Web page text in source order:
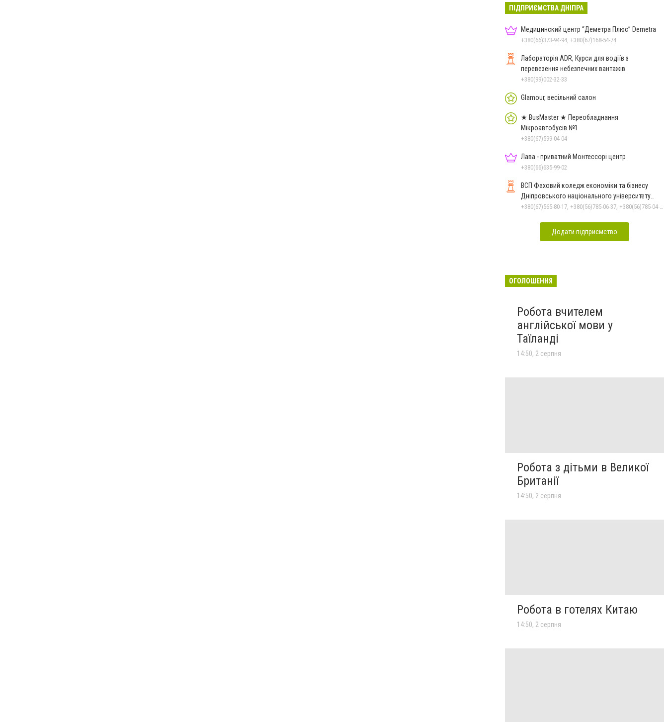
ПІДПРИЄМСТВА ДНІПРА
Медицинский центр “Деметра Плюс” Demetra
+380(66)373-94-94, +380(67)168-54-74
Лабораторія ADR, Курси для водіїв з
перевезення небезпечних вантажів
+380(99)002-32-33
Glamour, весільний салон
★ BusMaster ★ Переобладнання
Мікроавтобусів №1
+380(67)599-04-04
Лава - приватний Монтессорі центр
+380(66)635-99-02
ВСП Фаховий коледж економіки та бізнесу
Дніпровського національного університету
імені Олеся Гончара
Додати підприємство
ОГОЛОШЕННЯ
Робота вчителем
англійської мови у
Таїланді
14:50, 2 серпня
Робота з дітьми в Великої
Британії
14:50, 2 серпня
Робота в готелях Китаю
14:50, 2 серпня